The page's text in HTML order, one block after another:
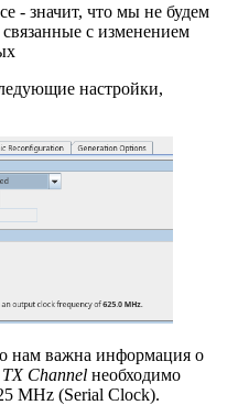
- значит, что мы не будем
с изменением
настройки,
нам важна информация о
TX Channel необходимо
MHz (Serial Clock).